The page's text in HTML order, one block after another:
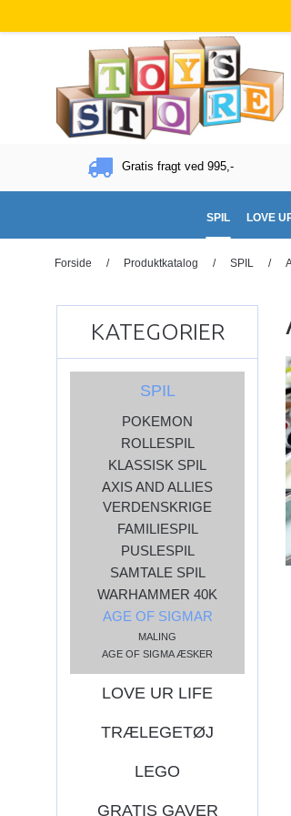
Gratis fragt ved 995,-
SPIL LOVE
Forside / Produktkatalog / SPIL /
KATEGORIER
SPIL
POKEMON
ROLLESPIL
KLASSISK SPIL
AXIS AND ALLIES
VERDENSKRIGE
FAMILIESPIL
PUSLESPIL
SAMTALE SPIL
WARHAMMER 40K
AGE OF SIGMAR
MALING
AGE OF SIGMA ÆSKER
LOVE UR LIFE
TRÆLEGETØJ
LEGO
GRATIS GAVER